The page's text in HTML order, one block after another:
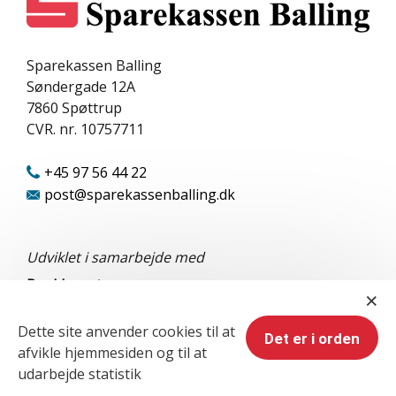
Sparekassen Balling
Søndergade 12A
7860 Spøttrup
CVR. nr. 10757711
+45 97 56 44 22
post@sparekassenballing.dk
Udviklet i samarbejde med
BankInvest
×
Dette site anvender cookies til at
afvikle hjemmesiden og til at
udarbejde statistik
Det er i orden